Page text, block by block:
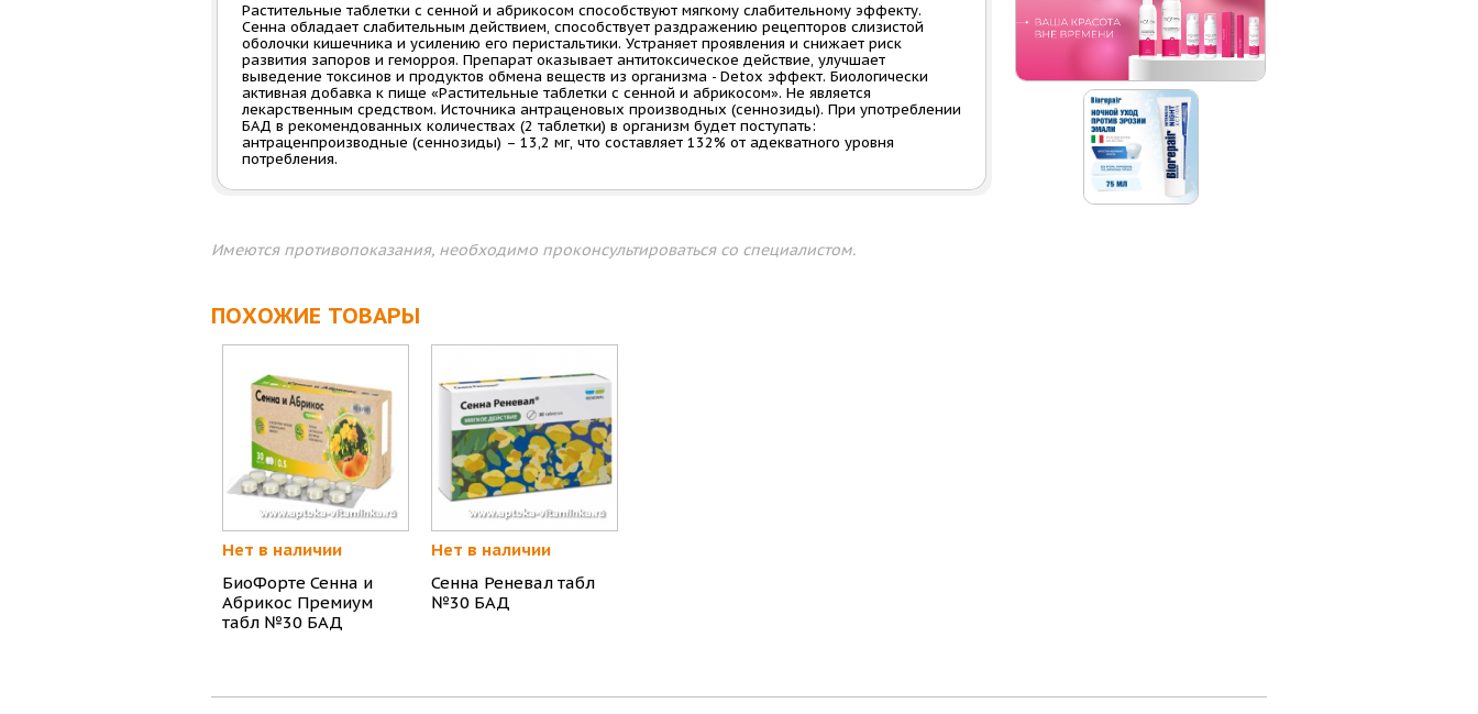
Растительные таблетки с сенной и абрикосом способствуют мягкому слабительному эффекту.
Сенна обладает слабительным действием, способствует раздражению рецепторов слизистой
оболочки кишечника и усилению его перистальтики. Устраняет проявления и снижает риск
развития запоров и геморроя. Препарат оказывает антитоксическое действие, улучшает
выведение токсинов и продуктов обмена веществ из организма - Detox эффект. Биологически
активная добавка к пище «Растительные таблетки с сенной и абрикосом». Не является
лекарственным средством. Источника антраценовых производных (сеннозиды). При употреблении
БАД в рекомендованных количествах (2 таблетки) в организм будет поступать:
антраценпроизводные (сеннозиды) – 13,2 мг, что составляет 132% от адекватного уровня
потребления.
Имеются противопоказания, необходимо проконсультироваться со специалистом.
ПОХОЖИЕ ТОВАРЫ
Нет в наличии
БиоФорте Сенна и
Абрикос Премиум
табл №30 БАД
Нет в наличии
Сенна Реневал табл
№30 БАД